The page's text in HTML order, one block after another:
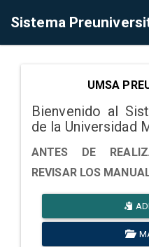
Sistema
UMSA
Bienvenido al
de la Universidad
ANTES DE
REVISAR LOS